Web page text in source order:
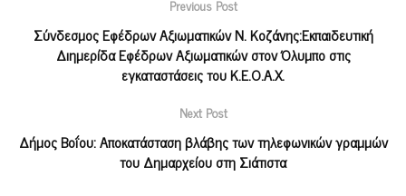
Previous Post
Σύνδεσμος Εφέδρων Αξιωματικών Ν. Κοζάνης:Εκπαιδευτική
Διημερίδα Εφέδρων Αξιωματικών στον Όλυμπο στις
εγκαταστάσεις του Κ.Ε.Ο.Α.Χ.
Next Post
Δήμος Βοΐου: Αποκατάσταση βλάβης των τηλεφωνικών γραμμών
του Δημαρχείου στη Σιάτιστα